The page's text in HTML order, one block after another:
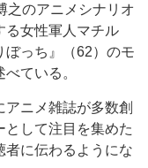
之のアニメシナリオ
る女性軍人マチル
ぼっち』（62）のモ
ている。
ニメ雑誌が多数創
して注目を集めた
者に伝わるようにな